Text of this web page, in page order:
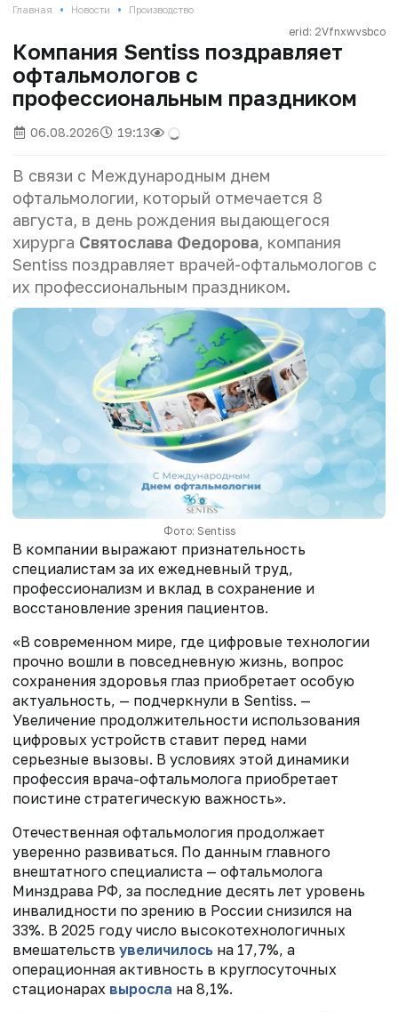
Главная • Новости • Производство
erid: 2Vfnxwvsbco
Компания Sentiss поздравляет
офтальмологов с
профессиональным праздником
06.08.2026 19:13
В связи с Международным днем
офтальмологии, который отмечается 8
августа, в день рождения выдающегося
хирурга Святослава Федорова, компания
Sentiss поздравляет врачей-офтальмологов с
их профессиональным праздником.
Фото: Sentiss
В компании выражают признательность
специалистам за их ежедневный труд,
профессионализм и вклад в сохранение и
восстановление зрения пациентов.
«В современном мире, где цифровые технологии
прочно вошли в повседневную жизнь, вопрос
сохранения здоровья глаз приобретает особую
актуальность, — подчеркнули в Sentiss. —
Увеличение продолжительности использования
цифровых устройств ставит перед нами
серьезные вызовы. В условиях этой динамики
профессия врача-офтальмолога приобретает
поистине стратегическую важность».
Отечественная офтальмология продолжает
уверенно развиваться. По данным главного
внештатного специалиста — офтальмолога
Минздрава РФ, за последние десять лет уровень
инвалидности по зрению в России снизился на
33%. В 2025 году число высокотехнологичных
вмешательств увеличилось на 17,7%, а
операционная активность в круглосуточных
стационарах выросла на 8,1%.